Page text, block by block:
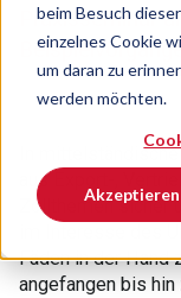
beim Besuch
einzelnes Cookie
um daran zu
werden möchten.
Akzeptieren
Praxisseminar
In
aus Export-,
Zollthemen sicher
im Interesse des
Fäden in der Hand
angefangen bis